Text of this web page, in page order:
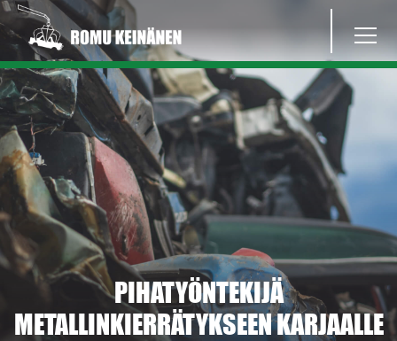
PIHATYÖNTEKIJÄ
METALLINKIERRÄTYKSEEN KARJAALLE